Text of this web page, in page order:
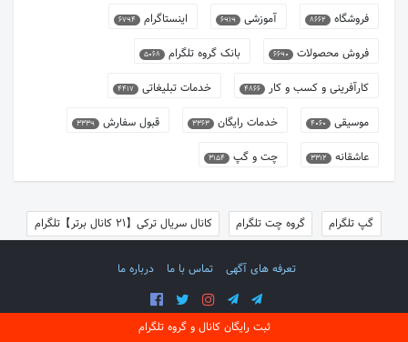
فروشگاه 8662 آموزشی 6919 اینستاگرام 6794
فروش محصولات 6690 بانک گروه تلگرام 5068
کارآفرینی و کسب و کار 4866 خدمات تبلیغاتی 4417
موسیقی 4060 خدمات رایگان 3363 قبول سفارش 3339
عاشقانه 3312 چت و گپ 3154
گپ تلگرام گروه چت تلگرام کانال سریال ترکی【21 کانال برتر】تلگرام
ثبت رایگان کانال و گروه تلگرام
تعرفه های آگهی تماس با ما درباره ما
SocialBook